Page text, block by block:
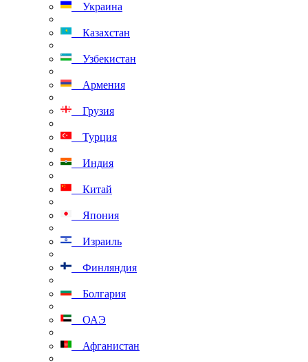
Украина
Казахстан
Узбекистан
Армения
Грузия
Турция
Индия
Китай
Япония
Израиль
Финляндия
Болгария
ОАЭ
Афганистан